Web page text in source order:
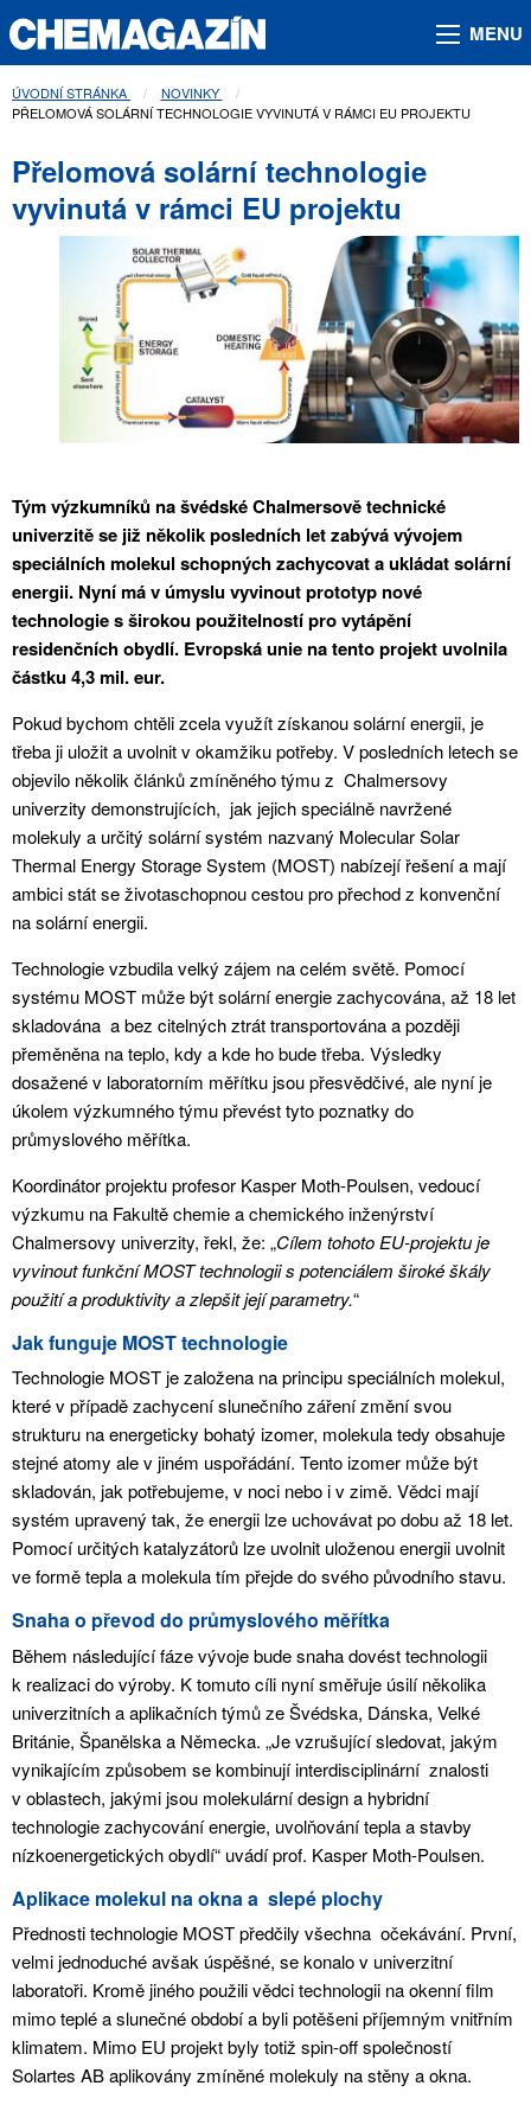
MENU
ÚVODNÍ STRÁNKA
NOVINKY
AKTUÁLNÍ STRÁNKA:
PŘELOMOVÁ SOLÁRNÍ TECHNOLOGIE VYVINUTÁ V RÁMCI EU PROJEKTU
Přelomová solární technologie
vyvinutá v rámci EU projektu
Tým výzkumníků na švédské Chalmersově technické
univerzitě se již několik posledních let zabývá vývojem
speciálních molekul schopných zachycovat a ukládat solární
energii. Nyní má v úmyslu vyvinout prototyp nové
technologie s širokou použitelností pro vytápění
residenčních obydlí. Evropská unie na tento projekt uvolnila
částku 4,3 mil. eur.
Pokud bychom chtěli zcela využít získanou solární energii, je
třeba ji uložit a uvolnit v okamžiku potřeby. V posledních letech se
objevilo několik článků zmíněného týmu z Chalmersovy
univerzity demonstrujících, jak jejich speciálně navržené
molekuly a určitý solární systém nazvaný Molecular Solar
Thermal Energy Storage System (MOST) nabízejí řešení a mají
ambici stát se životaschopnou cestou pro přechod z konvenční
na solární energii.
Technologie vzbudila velký zájem na celém světě. Pomocí
systému MOST může být solární energie zachycována, až 18 let
skladována a bez citelných ztrát transportována a později
přeměněna na teplo, kdy a kde ho bude třeba. Výsledky
dosažené v laboratorním měřítku jsou přesvědčivé, ale nyní je
úkolem výzkumného týmu převést tyto poznatky do
průmyslového měřítka.
Koordinátor projektu profesor Kasper Moth-Poulsen, vedoucí
výzkumu na Fakultě chemie a chemického inženýrství
Chalmersovy univerzity, řekl, že: „Cílem tohoto EU-projektu je
vyvinout funkční MOST technologii s potenciálem široké škály
použití a produktivity a zlepšit její parametry.“
Jak funguje MOST technologie
Technologie MOST je založena na principu speciálních molekul,
které v případě zachycení slunečního záření změní svou
strukturu na energeticky bohatý izomer, molekula tedy obsahuje
stejné atomy ale v jiném uspořádání. Tento izomer může být
skladován, jak potřebujeme, v noci nebo i v zimě. Vědci mají
systém upravený tak, že energii lze uchovávat po dobu až 18 let.
Pomocí určitých katalyzátorů lze uvolnit uloženou energii uvolnit
ve formě tepla a molekula tím přejde do svého původního stavu.
Snaha o převod do průmyslového měřítka
Během následující fáze vývoje bude snaha dovést technologii
k realizaci do výroby. K tomuto cíli nyní směřuje úsilí několika
univerzitních a aplikačních týmů ze Švédska, Dánska, Velké
Británie, Španělska a Německa. „Je vzrušující sledovat, jakým
vynikajícím způsobem se kombinují interdisciplinární znalosti
v oblastech, jakými jsou molekulární design a hybridní
technologie zachycování energie, uvolňování tepla a stavby
nízkoenergetických obydlí“ uvádí prof. Kasper Moth-Poulsen.
Aplikace molekul na okna a slepé plochy
Přednosti technologie MOST předčily všechna očekávání. První,
velmi jednoduché avšak úspěšné, se konalo v univerzitní
laboratoři. Kromě jiného použili vědci technologii na okenní film
mimo teplé a slunečné období a byli potěšeni příjemným vnitřním
klimatem. Mimo EU projekt byly totiž spin-off společností
Solartes AB aplikovány zmíněné molekuly na stěny a okna.